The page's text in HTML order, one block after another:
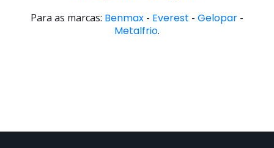
Para as marcas: Benmax - Everest - Gelopar -
Metalfrio.